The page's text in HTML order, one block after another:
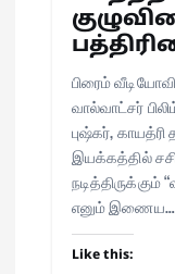
பிரைம்
வால்வாட்சர்
புஷ்கர்,
இயக்கத்தில்
நடித்திருக்கும்
எனும் இணைய…
Like this: